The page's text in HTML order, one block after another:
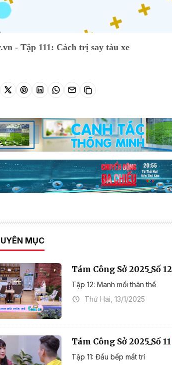
- Tập 111: Cách trị say tàu xe
MỤC
Tám Công Sở 2025_Số 12
Tập 12: Manh mối thân thế
Thứ Hai, 13/1/2025
Tám Công Sở 2025_Số 11
Tập 11: Đầu bếp mất trí